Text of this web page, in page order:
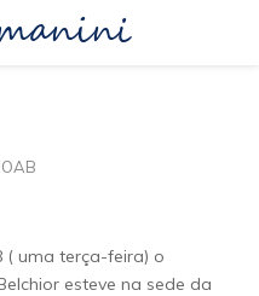
( uma terça-feira) o
esteve na sede da